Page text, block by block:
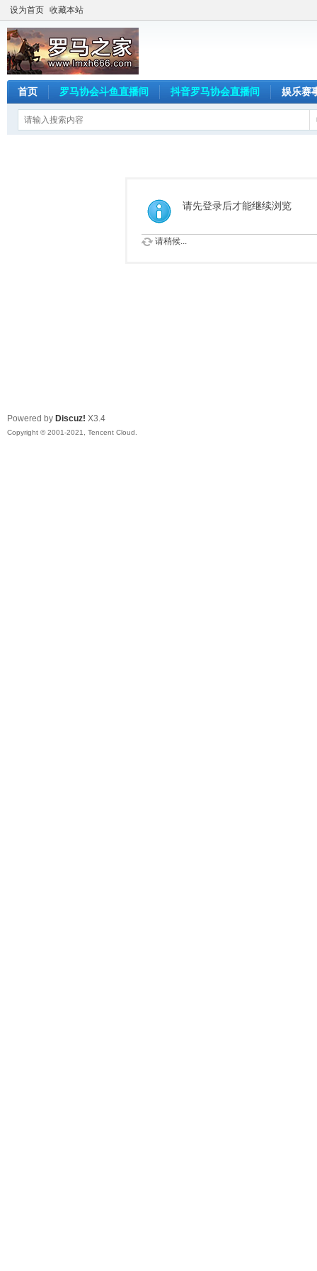
设为首页 收藏本站
首页 罗马协会斗鱼直播间 抖音罗马协会直播间 娱乐赛
请先登录后才能继续浏览
请稍候...
Powered by Discuz! X3.4
Copyright © 2001-2021, Tencent Cloud.